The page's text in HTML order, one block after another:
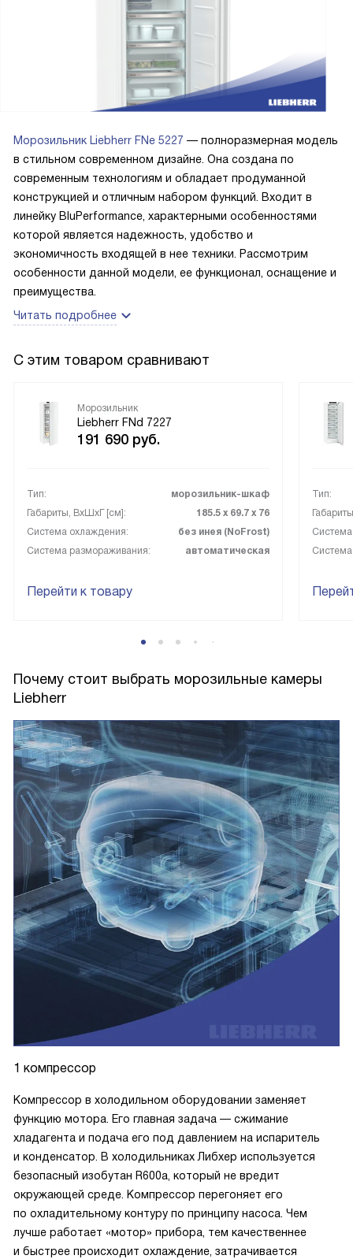
Морозильник Liebherr FNe 5227 — полноразмерная модель
в стильном современном дизайне. Она создана по
современным технологиям и обладает продуманной
конструкцией и отличным набором функций. Входит в
линейку BluPerformance, характерными особенностями
которой является надежность, удобство и
экономичность входящей в нее техники. Рассмотрим
особенности данной модели, ее функционал, оснащение и
преимущества.
Читать подробнее
С этим товаром сравнивают
Морозильник
Liebherr FNd 7227
191 690 руб.
Тип:
морозильник-шкаф
Габариты, ВxШxГ [см]:
185.5 х 69.7 х 76
Система охлаждения:
без инея (NoFrost)
Система размораживания:
автоматическая
Перейти к товару
Тип:
Почему стоит выбрать морозильные камеры
Liebherr
1 компрессор
Компрессор в холодильном оборудовании заменяет
функцию мотора. Его главная задача — сжимание
хладагента и подача его под давлением на испаритель
и конденсатор. В холодильниках Либхер используется
безопасный изобутан R600a, который не вредит
окружающей среде. Компрессор перегоняет его
по охладительному контуру по принципу насоса. Чем
лучше работает «мотор» прибора, тем качественнее
и быстрее происходит охлаждение, затрачивается